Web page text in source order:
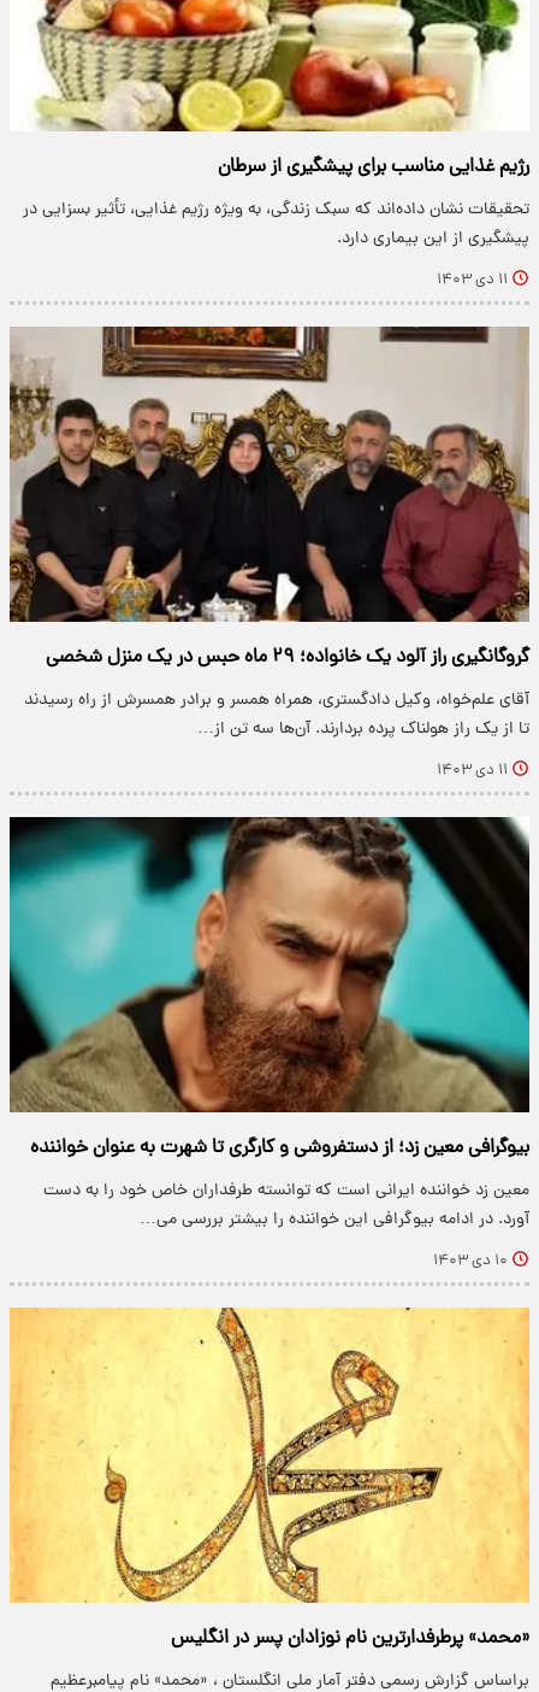
رژیم غذایی مناسب برای پیشگیری از سرطان
تحقیقات نشان داده‌اند که سبک زندگی، به ویژه رژیم غذایی، تأثیر بسزایی در
پیشگیری از این بیماری دارد.
۱۱ دی ۱۴۰۳
گروگانگیری راز آلود یک خانواده؛ ۲۹ ماه حبس در یک منزل شخصی
آقای علم‌خواه، وکیل دادگستری، همراه همسر و برادر همسرش از راه رسیدند
تا از یک راز هولناک پرده بردارند. آن‌ها سه تن از…
۱۱ دی ۱۴۰۳
بیوگرافی معین زد؛ از دستفروشی و کارگری تا شهرت به عنوان خواننده
معین زد خواننده ایرانی است که توانسته طرفداران خاص خود را به دست
آورد. در ادامه بیوگرافی این خواننده را بیشتر بررسی می‌…
۱۰ دی ۱۴۰۳
«محمد» پرطرفدارترین نام نوزادان پسر در انگلیس
براساس گزارش رسمی دفتر آمار ملی انگلستان ، «محمد» نام پیامبرعظیم